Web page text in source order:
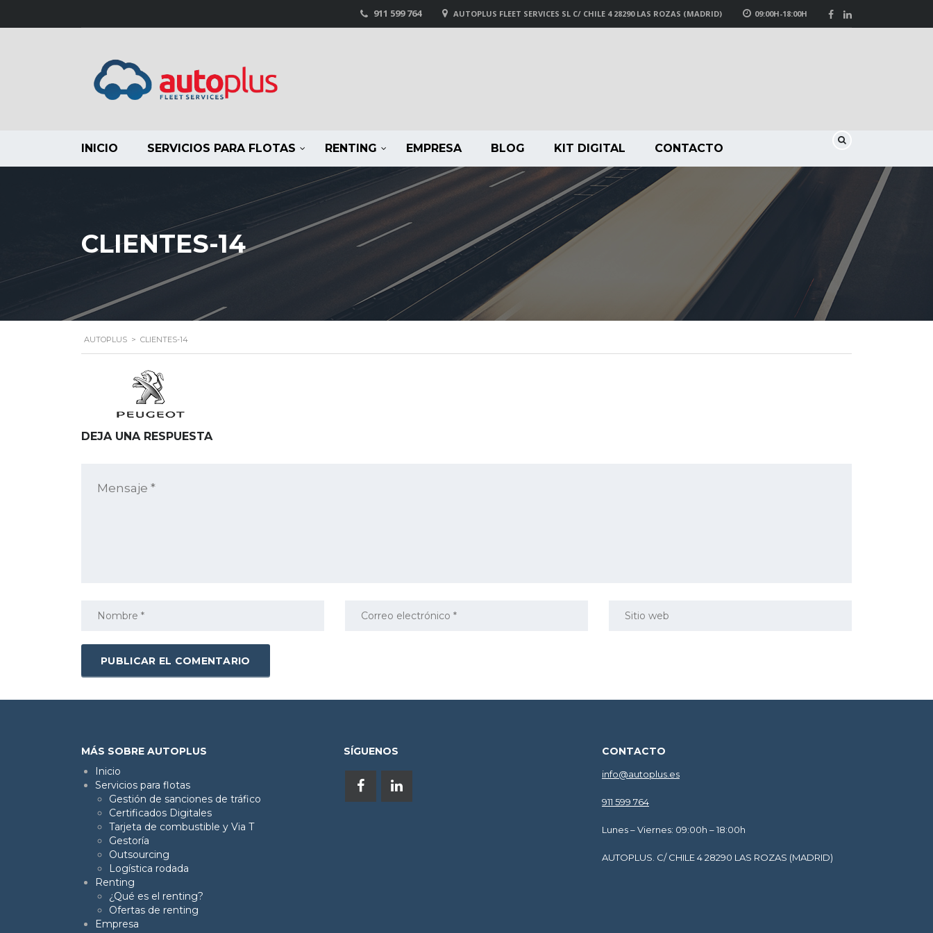
09:00H-18:00H
AUTOPLUS FLEET SERVICES SL C/ CHILE 4 28290 LAS ROZAS (MADRID)
911 599 764
INICIO SERVICIOS PARA FLOTAS RENTING EMPRESA BLOG KIT DIGITAL CONTACTO
CLIENTES-14
AUTOPLUS > CLIENTES-14
DEJA UNA RESPUESTA
MÁS SOBRE AUTOPLUS
Inicio
Servicios para flotas
Gestión de sanciones de tráfico
Certificados Digitales
Tarjeta de combustible y Via T
Gestoría
Outsourcing
Logística rodada
Renting
¿Qué es el renting?
Ofertas de renting
Empresa
SÍGUENOS CONTACTO
info@autoplus.es
911 599 764
Lunes – Viernes: 09:00h – 18:00h
AUTOPLUS. C/ CHILE 4 28290 LAS ROZAS (MADRID)